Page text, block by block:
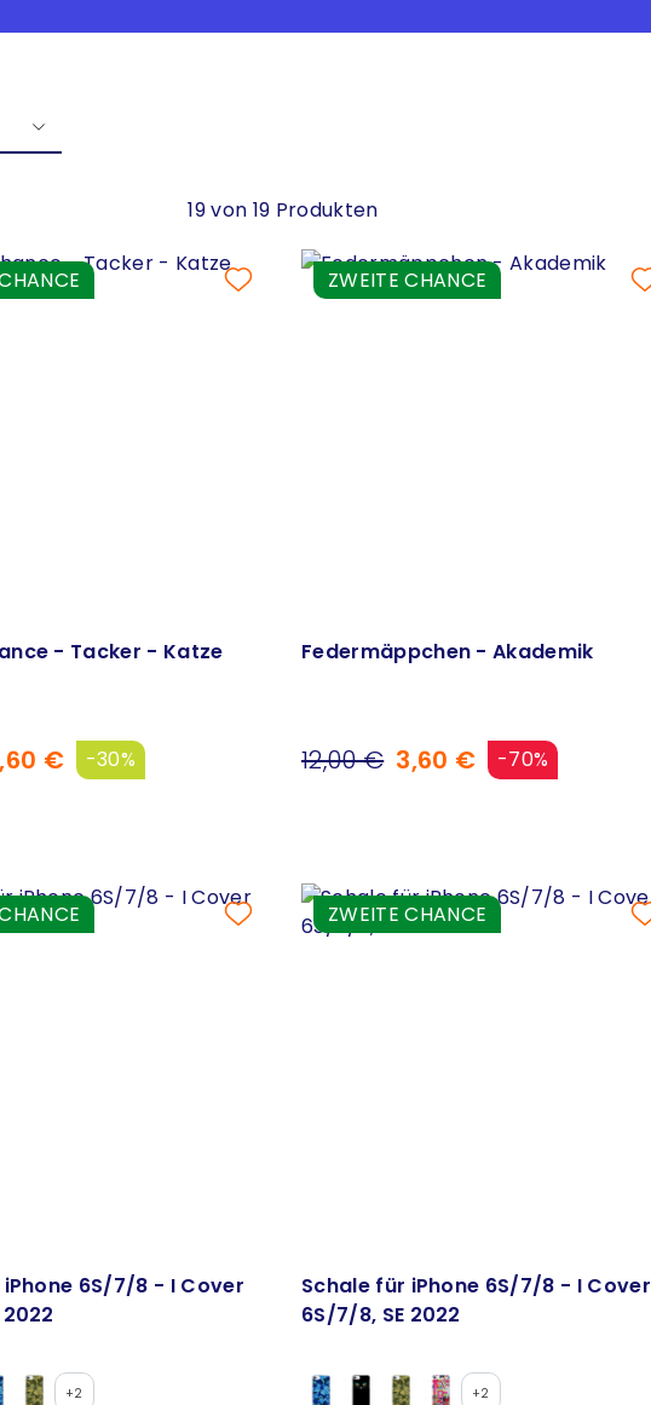
19 von 19 Produkten
- Tacker - Katze
€ -30%
ZWEITE CHANCE
Federmäppchen - Akademik
12,00 € 3,60 € -70%
6S/7/8 - I Cover
+2
ZWEITE CHANCE
Schale für iPhone 6S/7/8 - I Cover
6S/7/8, SE 2022
+2